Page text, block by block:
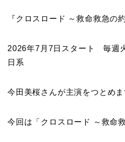
『クロスロード ～救命救急の
2026年7月7日スタート 毎週
日系
今田美桜さんが主演をつとめま
今回は「クロスロード ～救命